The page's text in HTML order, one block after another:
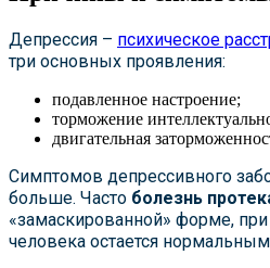
Депрессия – психическое
три основных проявления:
подавленное настроение;
торможение
двигательная
Симптомов депрессивного
больше. Часто болезнь
«замаскированной» форме,
человека остается